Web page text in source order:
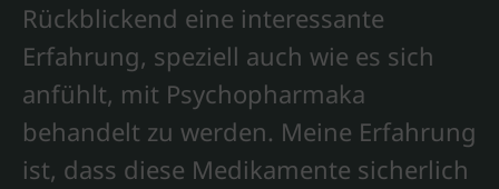
Rückblickend eine interessante
Erfahrung, speziell auch wie es sich
anfühlt, mit Psychopharmaka
behandelt zu werden. Meine Erfahrung
ist, dass diese Medikamente sicherlich